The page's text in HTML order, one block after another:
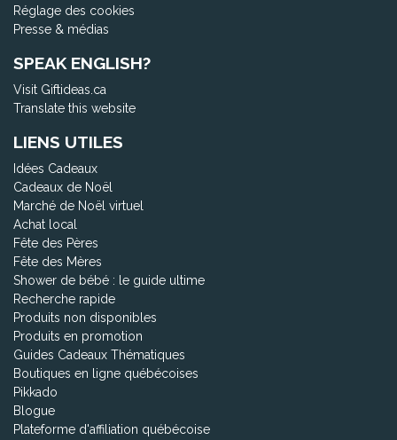
Réglage des cookies
Presse & médias
SPEAK ENGLISH?
Visit Giftideas.ca
Translate this website
LIENS UTILES
Idées Cadeaux
Cadeaux de Noël
Marché de Noël virtuel
Achat local
Fête des Pères
Fête des Mères
Shower de bébé : le guide ultime
Recherche rapide
Produits non disponibles
Produits en promotion
Guides Cadeaux Thématiques
Boutiques en ligne québécoises
Pikkado
Blogue
Plateforme d'affiliation québécoise